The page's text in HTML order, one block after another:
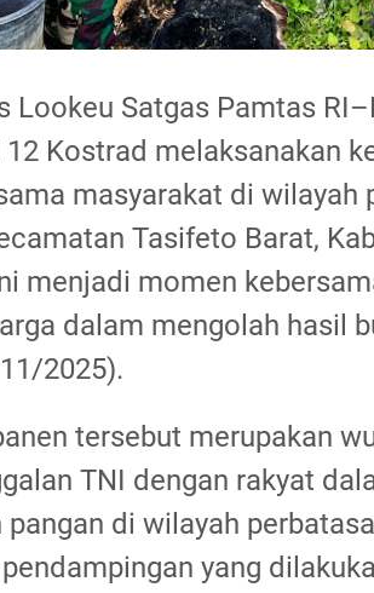
Lookeu Satgas Pamtas
Kostrad melaksanakan
masyarakat di wilayah
Tasifeto Barat,
menjadi momen
dalam mengolah hasil
2025).
tersebut merupakan
TNI dengan rakyat
pangan di wilayah
yang